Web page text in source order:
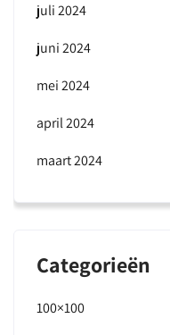
juli 2024
juni 2024
mei 2024
april 2024
maart 2024
Categorieën
100×100